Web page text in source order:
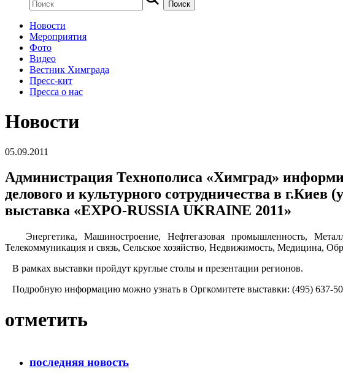
Новости
Мероприятия
Фото
Видео
Вестник Химграда
Пресс-кит
Пресса о нас
Новости
05.09.2011
Администрация Технополиса «Химград»
делового и культурного сотрудничества в
выставка «EXPO-RUSSIA UKRAINE 2011»
Энергетика, Машиностроение, Нефтегазовая промышленность,
Телекоммуникация и связь, Сельское хозяйство, Недвижимость, Медицина,
В рамках выставки пройдут круглые столы и презентации регионов.
Подробную информацию можно узнать в Оргкомитете выставки: (495) 637-
отметить
последняя новость